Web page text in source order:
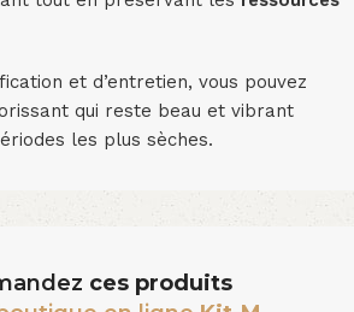
et d’entretien, vous pouvez
qui reste beau et vibrant
les plus sèches.
ces produits